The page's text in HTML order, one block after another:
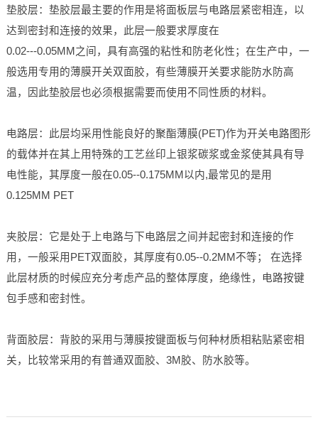
垫胶层：垫胶层最主要的作用是将面板层与电路层紧密相连，以
达到密封和连接的效果，此层一般要求厚度在
0.02---0.05MM之间，具有高强的粘性和防老化性；在生产中，一
般选用专用的薄膜开关双面胶，有些薄膜开关要求能防水防高
温，因此垫胶层也必须根据需要而使用不同性质的材料。
电路层： 此层均采用性能良好的聚酯薄膜(PET)作为开关电路图形
的载体并在其上用特殊的工艺丝印上银浆碳浆或金浆使其具有导
电性能，其厚度一般在0.05--0.175MM以内,最常见的是用
0.125MM PET
夹胶层： 它是处于上电路与下电路层之间并起密封和连接的作
用，一般采用PET双面胶，其厚度有0.05--0.2MM不等； 在选择
此层材质的时候应充分考虑产品的整体厚度，绝缘性，电路按键
包手感和密封性。
背面胶层： 背胶的采用与薄膜按键面板与何种材质相粘贴紧密相
关，比较常采用的有普通双面胶、3M胶、防水胶等。